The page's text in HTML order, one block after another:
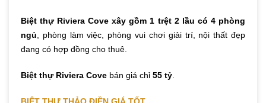
Biệt thự Riviera Cove xây gồm 1 trệt 2 lầu có 4 phòng
ngủ , phòng làm việc, phòng vui chơi giải trí, nội thất đẹp
đang có hợp đồng cho thuê.
Biệt thự Riviera Cove bán giá chỉ 55 tỷ
BIỆT THỰ THẢO ĐIỀN GIÁ TỐT